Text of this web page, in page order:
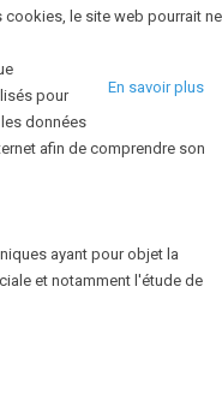
le site web pourrait ne
En savoir plus
pour
données
afin de comprendre son
ayant pour objet la
et notamment l'étude de